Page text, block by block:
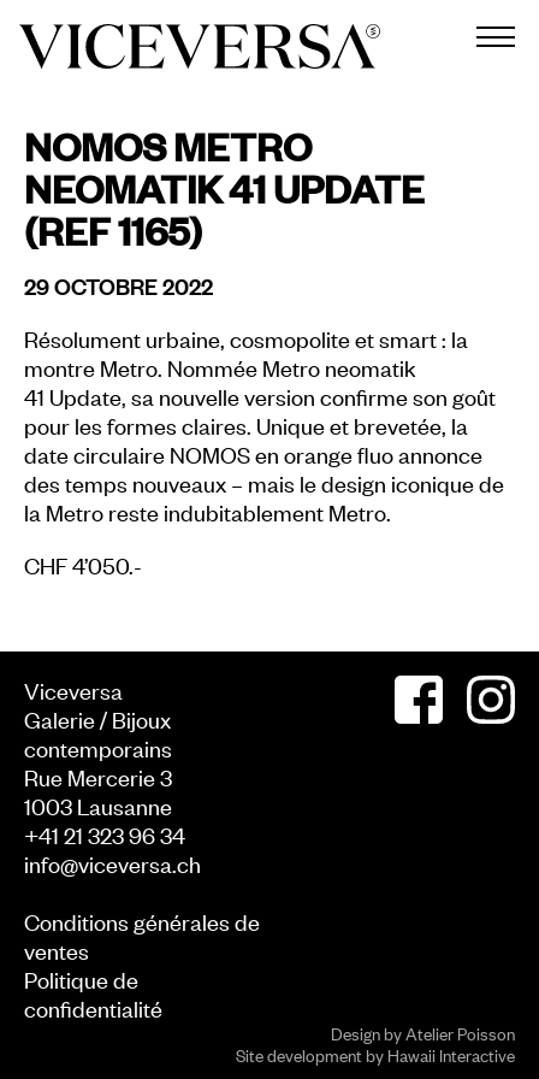
NOMOS METRO
NEOMATIK 41 UPDATE
(REF 1165)
29 OCTOBRE 2022
Résolument urbaine, cosmopolite et smart : la
montre Metro. Nommée Metro neomatik
41 Update, sa nouvelle version confirme son goût
pour les formes claires. Unique et brevetée, la
date circulaire NOMOS en orange fluo annonce
des temps nouveaux – mais le design iconique de
la Metro reste indubitablement Metro.
CHF 4’050.-
Viceversa
Galerie / Bijoux
contemporains
Rue Mercerie 3
1003 Lausanne
+41 21 323 96 34
info@viceversa.ch
Conditions générales de
ventes
Politique de
confidentialité
Design byAtelier Poisson
Site development byHawaii Interactive